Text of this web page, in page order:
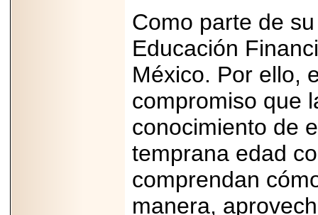
Como parte de
Educación
México. Por ello,
compromiso que
conocimiento de
temprana edad
comprendan
manera,